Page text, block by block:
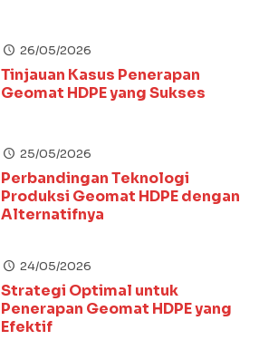
26/05/2026
Tinjauan Kasus Penerapan
Geomat HDPE yang Sukses
25/05/2026
Perbandingan Teknologi
Produksi Geomat HDPE dengan
Alternatifnya
24/05/2026
Strategi Optimal untuk
Penerapan Geomat HDPE yang
Efektif